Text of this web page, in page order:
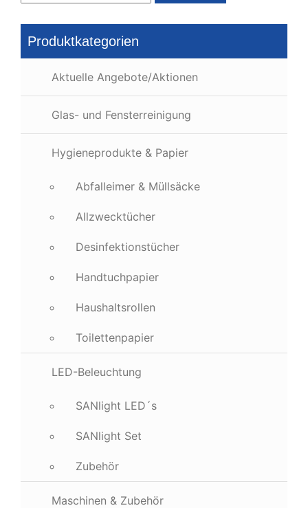
Produktkategorien
Aktuelle Angebote/Aktionen
Glas- und Fensterreinigung
Hygieneprodukte & Papier
Abfalleimer & Müllsäcke
Allzwecktücher
Desinfektionstücher
Handtuchpapier
Haushaltsrollen
Toilettenpapier
LED-Beleuchtung
SANlight LED´s
SANlight Set
Zubehör
Maschinen & Zubehör